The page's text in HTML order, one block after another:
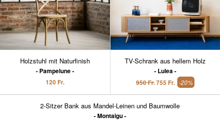
Holzstuhl mit Naturfinish
Pampelune
120 Fr.
TV-Schrank aus hellem Holz
Lulea
950 Fr.755 Fr. -20%
2-Sitzer Bank aus Mandel-Leinen und Baumwolle
Montaigu